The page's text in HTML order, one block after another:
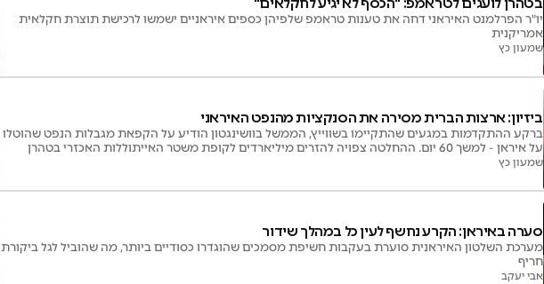
בטהרן לועגים לטראמפ: "הכסף לא יגיע לחקלאים"
יו"ר הפרלמנט האיראני דחה את טענות טראמפ שלפיהן כספים איראניים ישמשו לרכישת תוצרת חקלאית
אמריקנית
שמעון כץ
ביזיון: ארצות הברית מסירה את הסנקציות מהנפט האיראני
ברקע ההתקדמות במגעים שהתקיימו בשווייץ, הממשל בוושינגטון הודיע על הקפאת מגבלות הנפט שהוטלו
על איראן - למשך 60 יום. ההחלטה צפויה להזרים מיליארדים לקופת משטר האייתוללות האכזרי בטהרן
שמעון כץ
סערה באיראן: הקרע נחשף לעין כל במהלך שידור
מערכת השלטון האיראנית סוערת בעקבות חשיפת מסמכים שהוגדרו כסודיים ביותר, מה שהוביל לגל ביקורת
חריף
אבי יעקב